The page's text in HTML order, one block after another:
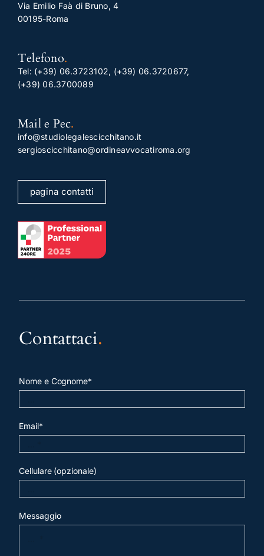
Via Emilio Faà di Bruno, 4
00195-Roma
Telefono.
Tel: (+39) 06.3723102, (+39) 06.3720677,
(+39) 06.3700089
Mail e Pec.
info@studiolegalescicchitano.it
sergioscicchitano@ordineavvocatiroma.org
pagina contatti
Contattaci.
Nome e Cognome*
Email*
Cellulare (opzionale)
Messaggio